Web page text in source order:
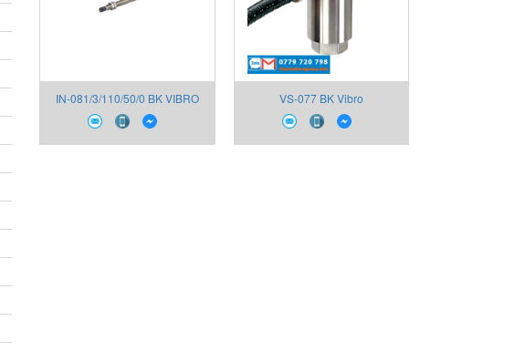
IN‑081/3/110/50/0 BK VIBRO
Việt Nam
VS-077 BK Vibro
Vietnam,Vibration velocity
sensor